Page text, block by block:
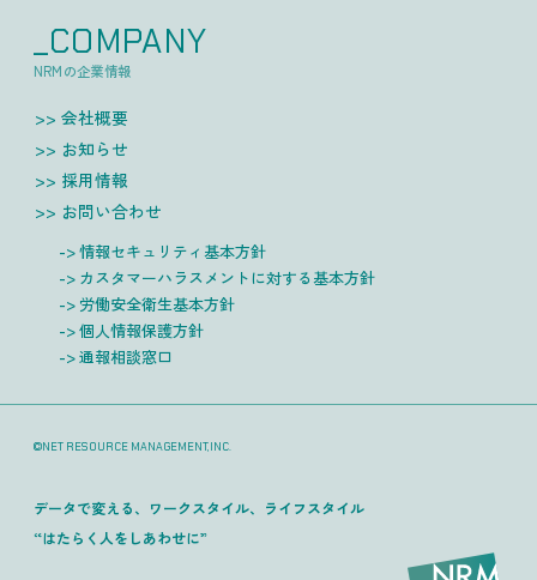
_COMPANY
NRMの企業情報
会社概要
お知らせ
採用情報
お問い合わせ
情報セキュリティ基本方針
カスタマーハラスメントに対する基本方針
労働安全衛生基本方針
個人情報保護方針
通報相談窓口
©NET RESOURCE MANAGEMENT,INC.
データで変える、ワークスタイル、ライフスタイル
“はたらく人をしあわせに”